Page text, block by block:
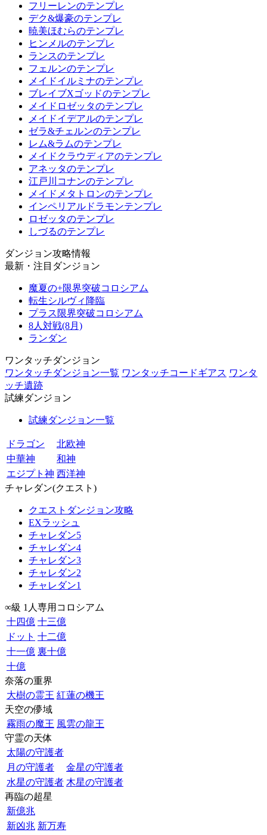
フリーレンのテンプレ
デク&爆豪のテンプレ
暁美ほむらのテンプレ
ヒンメルのテンプレ
ランスのテンプレ
フェルンのテンプレ
メイドイルミナのテンプレ
ブレイブXゴッドのテンプレ
メイドロゼッタのテンプレ
メイドイデアルのテンプレ
ゼラ&チェルンのテンプレ
レム&ラムのテンプレ
メイドクラウディアのテンプレ
アネッタのテンプレ
江戸川コナンのテンプレ
メイドメタトロンのテンプレ
インペリアルドラモンテンプレ
ロゼッタのテンプレ
しづるのテンプレ
ダンジョン攻略情報
最新・注目ダンジョン
魔夏の+限界突破コロシアム
転生シルヴィ降臨
プラス限界突破コロシアム
8人対戦(8月)
ランダン
ワンタッチダンジョン
ワンタッチダンジョン一覧 ワンタッチコードギアス ワンタ
ッチ遺跡
試練ダンジョン
試練ダンジョン一覧
ドラゴン
北欧神
中華神
和神
エジプト神 西洋神
チャレダン(クエスト)
クエストダンジョン攻略
EXラッシュ
チャレダン5
チャレダン4
チャレダン3
チャレダン2
チャレダン1
∞級 1人専用コロシアム
十四億 十三億
ドット 十二億
十一億 裏十億
十億
奈落の重界
大樹の霊王 紅蓮の機王
天空の儚域
霧雨の魔王 風雲の龍王
守霊の天体
太陽の守護者
月の守護者
金星の守護者
水星の守護者 木星の守護者
再臨の超星
新億兆
新凶兆 新万寿